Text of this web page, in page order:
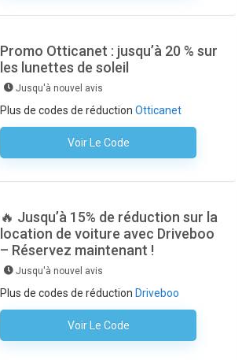
Promo Otticanet : jusqu’à 20 % sur
les lunettes de soleil
Jusqu'à nouvel avis
Plus de codes de réduction Otticanet
Voir Le Code
Aucun Code N'est Nécessaire
🔥 Jusqu’à 15% de réduction sur la
location de voiture avec Driveboo
– Réservez maintenant !
Jusqu'à nouvel avis
Plus de codes de réduction Driveboo
Voir Le Code
Aucun Code N'est Nécessaire